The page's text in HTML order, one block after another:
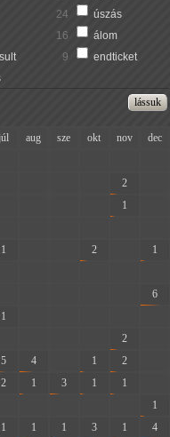
24
úszás
16
álom
9
endticket
aug sze okt nov
dec
2
1
1 2
1
6
1
2
5 4 1 2
2 1 3 1 1
1
1 1 1 3 1
4